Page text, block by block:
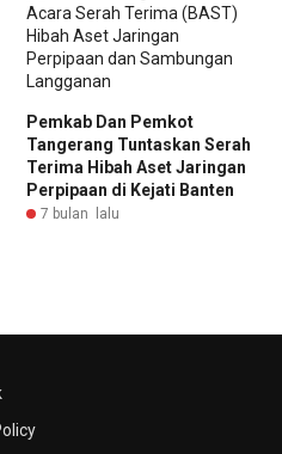
Pemkab Dan Pemkot
Tangerang Tuntaskan Serah
Terima Hibah Aset Jaringan
Perpipaan di Kejati Banten
7 bulan lalu